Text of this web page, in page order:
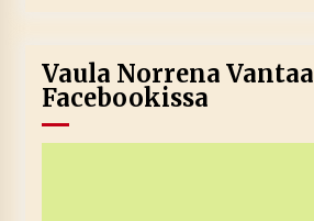
Vaula Norrena Vantaa
Facebookissa